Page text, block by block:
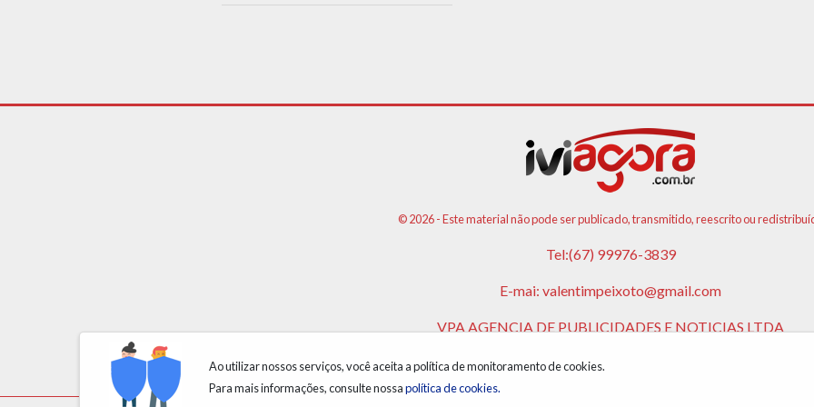
Ao utilizar nossos serviços, você aceita a política de monitoramento de cookies.
Para mais informações, consulte nossapolítica de cookies.
© 2026 - Este material não pode ser publicado, transmitido, reescrito ou
Tel:(67) 99976-3839
E-mai: valentimpeixoto@gmail.com
VPA AGENCIA DE PUBLICIDADES E NOTICIAS LTDA